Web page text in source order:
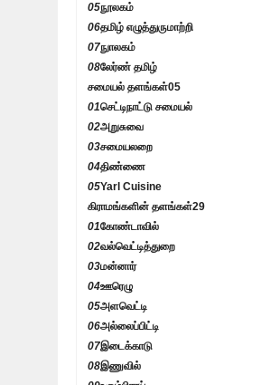
05நூலகம்
06தமிழ் எழுத்துருமாற்றி
07நுாலகம்
08லேர்ண் தமிழ்
சமையல் தளங்கள்05
01செட்டிநாட்டு சமையல்
02அறுசுவை
03சமையலறை
04திண்ணை
05Yarl Cuisine
கிராமங்களின் தளங்கள்29
01கோண்டாவில்
02வல்வெட்டித்துறை
03மன்னார்
04ஊரெழு
05அளவெட்டி
06அல்லைப்பிட்டி
07இடைக்காடு
08இணுவில்